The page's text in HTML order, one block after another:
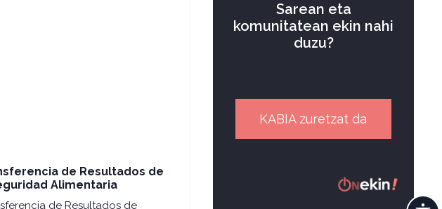
de Resultados de
Alimentaria
de Resultados de
Sarean eta
komunitatean ekin nahi
duzu?
KABIA zuretzat da